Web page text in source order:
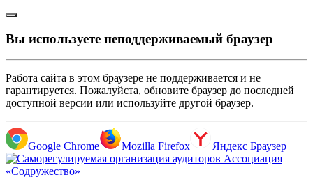
Вы используете неподдерживаемый браузер
Работа сайта в этом браузере не поддерживается и не
гарантируется. Пожалуйста, обновите браузер до последней
доступной версии или используйте другой браузер.
Google Chrome Mozilla Firefox Яндекс Браузер